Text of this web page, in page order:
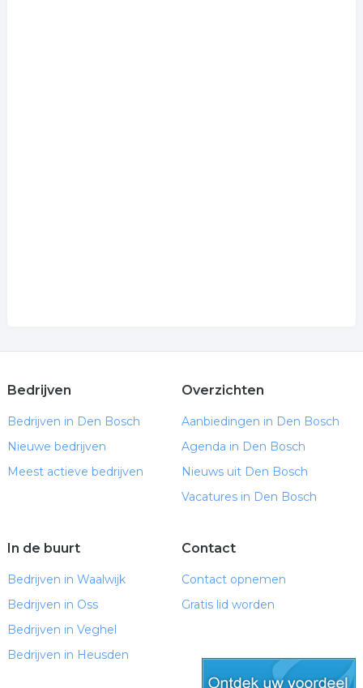
Bedrijven
Bedrijven in Den Bosch
Nieuwe bedrijven
Meest actieve bedrijven
Overzichten
Aanbiedingen in Den Bosch
Agenda in Den Bosch
Nieuws uit Den Bosch
Vacatures in Den Bosch
In de buurt
Bedrijven in Waalwijk
Bedrijven in Oss
Bedrijven in Veghel
Bedrijven in Heusden
Contact
Contact opnemen
Gratis lid worden